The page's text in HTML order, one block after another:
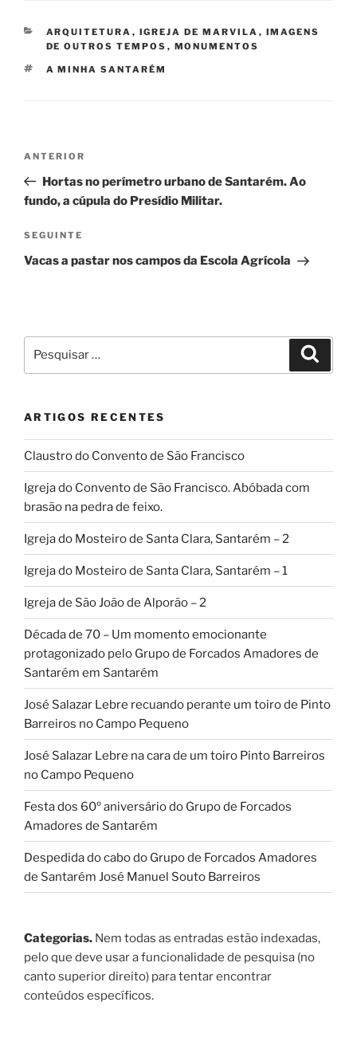
CATEGORIAS
ARQUITETURA , IGREJA DE MARVILA , IMAGENS
DE OUTROS TEMPOS , MONUMENTOS
ETIQUETAS
A MINHA SANTARÉM
artigos
Conteúdo
anterior
ANTERIOR
Hortas no perímetro urbano de Santarém. Ao
fundo, a cúpula do Presídio Militar.
Conteúdo
seguinte
SEGUINTE
Vacas a pastar nos campos da Escola Agrícola
por:
ARTIGOS RECENTES
Claustro do Convento de São Francisco
Igreja do Convento de São Francisco. Abóbada com
brasão na pedra de feixo.
Igreja do Mosteiro de Santa Clara, Santarém – 2
Igreja do Mosteiro de Santa Clara, Santarém – 1
Igreja de São João de Alporão – 2
Década de 70 – Um momento emocionante
protagonizado pelo Grupo de Forcados Amadores de
Santarém em Santarém
José Salazar Lebre recuando perante um toiro de Pinto
Barreiros no Campo Pequeno
José Salazar Lebre na cara de um toiro Pinto Barreiros
no Campo Pequeno
Festa dos 60º aniversário do Grupo de Forcados
Amadores de Santarém
Despedida do cabo do Grupo de Forcados Amadores
de Santarém José Manuel Souto Barreiros
Categorias. Nem todas as entradas estão indexadas,
pelo que deve usar a funcionalidade de pesquisa (no
canto superior direito) para tentar encontrar
conteúdos específicos.